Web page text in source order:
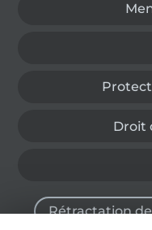
Droit
Rétractation